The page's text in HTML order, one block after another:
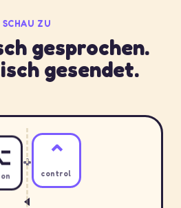
SCHAU ZU
gesprochen.
gesendet.
+ ⌃
control